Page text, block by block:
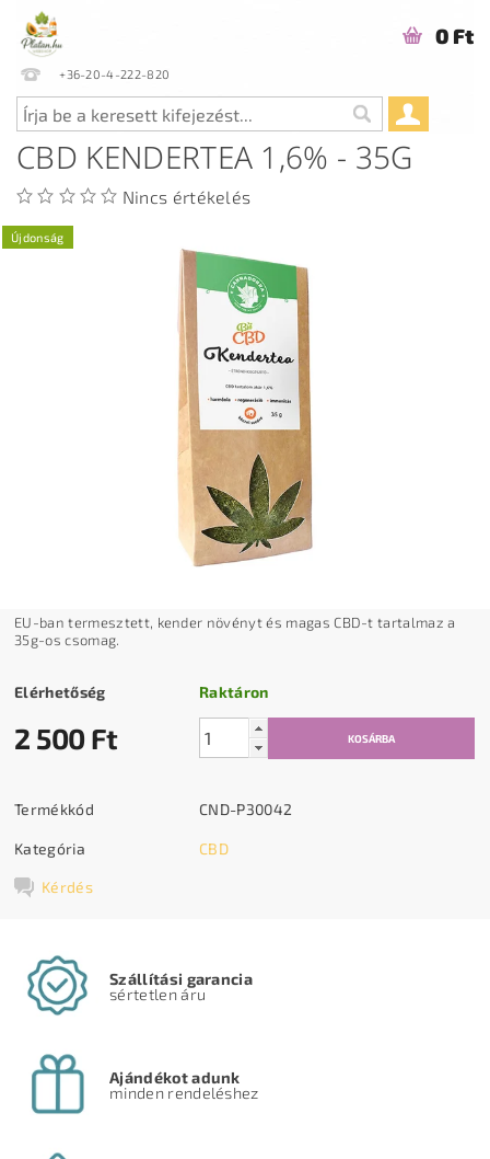
+36-20-4-222-820
0 Ft
CBD KENDERTEA 1,6% - 35G
Nincs értékelés
Újdonság
EU-ban termesztett, kender növényt és magas CBD-t tartalmaz a
35g-os csomag.
Elérhetőség Raktáron
2 500 Ft
Termékkód CND-P30042
Kategória CBD
Kérdés
Szállítási garancia
sértetlen áru
Ajándékot adunk
minden rendeléshez